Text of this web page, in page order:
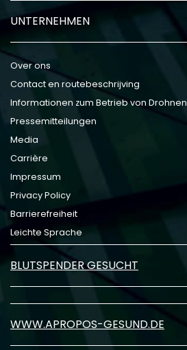
UNTERNEHMEN
Over ons
Contact en routebeschrijving
Informationen zum Betrieb von Drohnen
Pressemitteilungen
Media
Carrière
Impressum
Privacy Policy
Barrierefreiheit
Leichte Sprache
BLUTSPENDER GESUCHT
WWW.APROPOS-GESUND.DE